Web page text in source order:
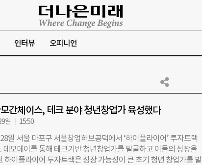
인터뷰 오피니언
간체이스, 테크 분야 청년창업가 육성했다
일 15:50
일 서울 마포구 서울창업허브공덕에서 ‘하이플라이어’ 투자트랙
데모데이를 통해 테크기반 청년창업가를 발굴하고 이들의 성장을
하이플라이어 투자트랙은 성장 가능성이 큰 초기 청년 창업가를 발